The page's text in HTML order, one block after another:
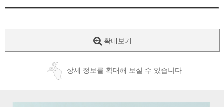
확대보기
상세 정보를 확대해 보실 수 있습니다